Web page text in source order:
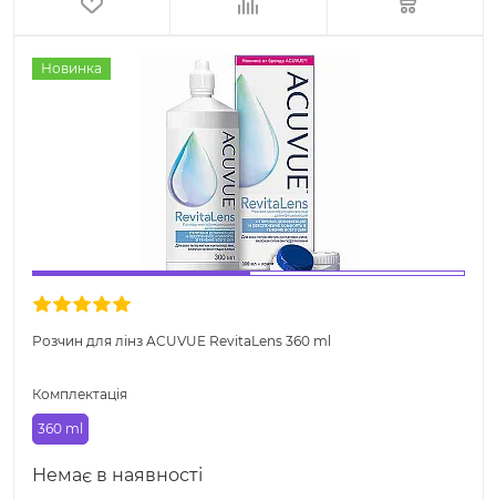
Новинка
Розчин для лінз ACUVUE RevitaLens 360 ml
Комплектація
360 ml
Немає в наявності